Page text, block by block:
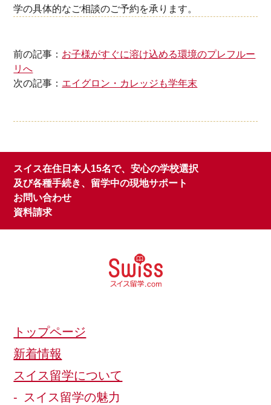
学の具体的なご相談のご予約を承ります。
前の記事： お子様がすぐに溶け込める環境のプレフルー
リへ
次の記事： エイグロン・カレッジも学年末
スイス在住日本人15名で、安心の学校選択
及び各種手続き、留学中の現地サポート
お問い合わせ
資料請求
トップページ
新着情報
スイス留学について
スイス留学の魅力